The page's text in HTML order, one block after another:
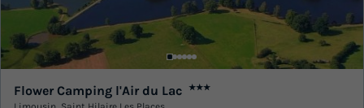
Flower Camping l'Air du Lac ★★★